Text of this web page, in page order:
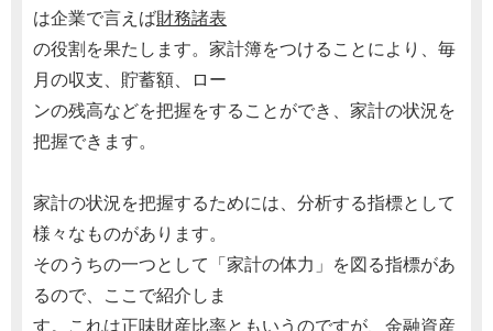
は企業で言えば財務諸表
の役割を果たします。家計簿をつけることにより、毎
月の収支、貯蓄額、ロー
ンの残高などを把握をすることができ、家計の状況を
把握できます。
家計の状況を把握するためには、分析する指標として
様々なものがあります。
そのうちの一つとして「家計の体力」を図る指標があ
るので、ここで紹介しま
す。これは正味財産比率ともいうのですが、金融資産